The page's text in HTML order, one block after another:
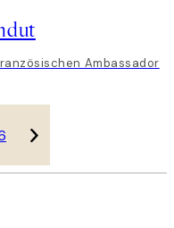
Ambassador